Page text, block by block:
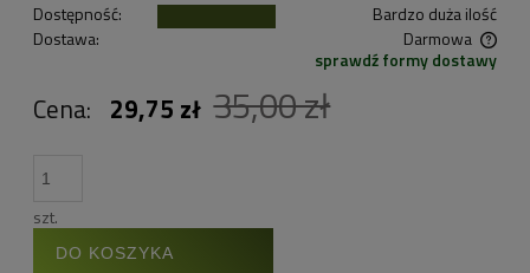
Dostępność:
Bardzo duża ilość
Dostawa:
Darmowa
Cena nie zawiera ewentualnych kosztów płatnościsprawdź formy dostawy
Cena: 29,75 zł 35,00 zł
szt.
DO KOSZYKA